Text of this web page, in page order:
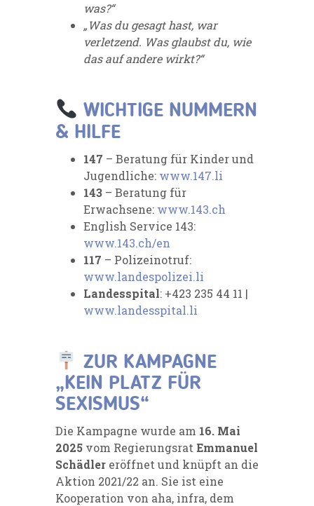
was?“
„Was du gesagt hast, war
verletzend. Was glaubst du, wie
das auf andere wirkt?“
WICHTIGE NUMMERN
& HILFE
147 – Beratung für Kinder und
Jugendliche: www.147.li
143 – Beratung für
Erwachsene: www.143.ch
English Service 143:
www.143.ch/en
117 – Polizeinotruf:
www.landespolizei.li
Landesspital: +423 235 44 11 |
www.landesspital.li
ZUR KAMPAGNE
„KEIN PLATZ FÜR
SEXISMUS“
Die Kampagne wurde am 16. Mai
2025 vom Regierungsrat Emmanuel
Schädler eröffnet und knüpft an die
Aktion 2021/22 an. Sie ist eine
Kooperation von aha, infra, dem